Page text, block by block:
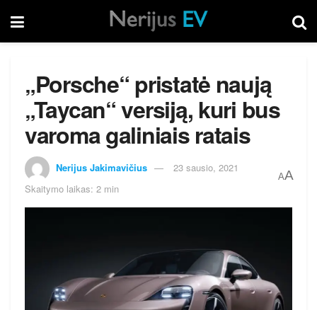
„Porsche“ pristatė naują
„Taycan“ versiją, kuri bus
varoma galiniais ratais
Nerijus Jakimavičius
23 sausio, 2021
Skaitymo laikas: 2 min
AA